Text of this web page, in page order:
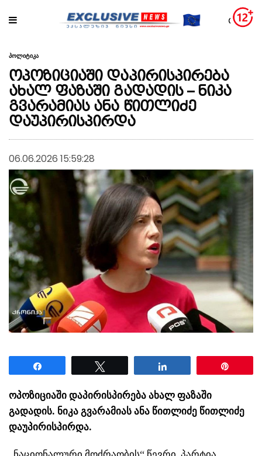
პოლიტიკა
ოპოზიციაში დაპირისპირება
ახალ ფაზაში გადადის – ნიკა
გვარამიას ანა წითლიძე
დაუპირისპირდა
06.06.2026 15:59:28
ოპოზიციაში დაპირისპირება ახალ ფაზაში
გადადის. ნიკა გვარამიას ანა წითლიძე წითლიძე
დაუპირისპირდა.